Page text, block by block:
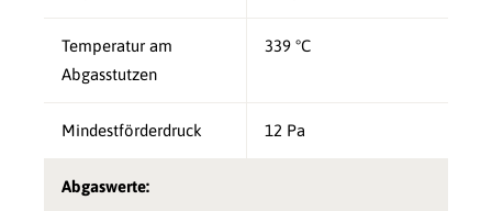
Temperatur am
Abgasstutzen
339 °C
Mindestförderdruck 12 Pa
Abgaswerte: